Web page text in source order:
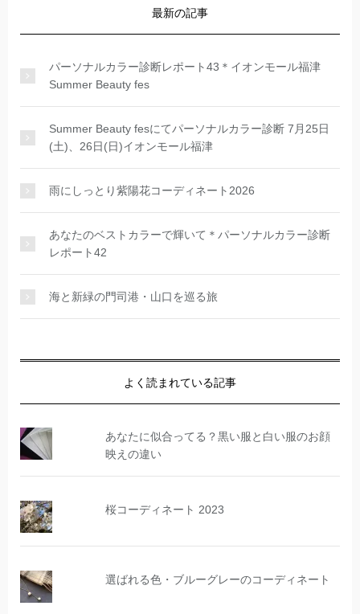
最新の記事
パーソナルカラー診断レポート43＊イオンモール福津
Summer Beauty fes
Summer Beauty fesにてパーソナルカラー診断 7月25日
(土)、26日(日)イオンモール福津
雨にしっとり紫陽花コーディネート2026
あなたのベストカラーで輝いて＊パーソナルカラー診断
レポート42
海と新緑の門司港・山口を巡る旅
よく読まれている記事
あなたに似合ってる？黒い服と白い服のお顔
映えの違い
桜コーディネート 2023
選ばれる色・ブルーグレーのコーディネート